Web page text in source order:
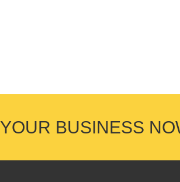
YOUR BUSINESS